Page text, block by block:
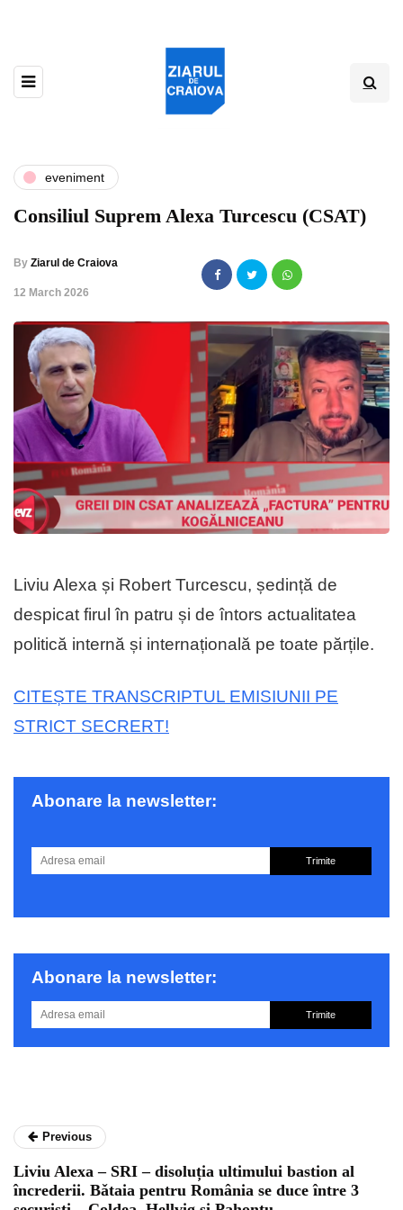
eveniment
Consiliul Suprem Alexa Turcescu (CSAT)
By Ziarul de Craiova
,12 March 2026
Liviu Alexa și Robert Turcescu, ședință de
despicat firul în patru și de întors actualitatea
politică internă și internațională pe toate părțile.
CITEȘTE TRANSCRIPTUL EMISIUNII PE
STRICT SECRERT!
Abonare la newsletter:
Trimite
Abonare la newsletter:
Trimite
Previous
Liviu Alexa – SRI – disoluția ultimului bastion al
încrederii. Bǎtaia pentru România se duce între 3